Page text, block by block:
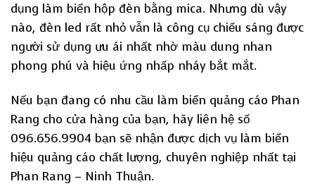
dụng làm biển hộp đèn bằng mica. Nhưng dù vậy
nào, đèn led rất nhỏ vẫn là công cụ chiếu sáng được
người sử dụng ưu ái nhất nhờ màu dung nhan
phong phú và hiệu ứng nhấp nháy bắt mắt.
Nếu bạn đang có nhu cầu làm biển quảng cáo Phan
Rang cho cửa hàng của bạn, hãy liên hệ số
096.656.9904 bạn sẽ nhận được dịch vụ làm biển
hiệu quảng cáo chất lượng, chuyên nghiệp nhất tại
Phan Rang – Ninh Thuận.